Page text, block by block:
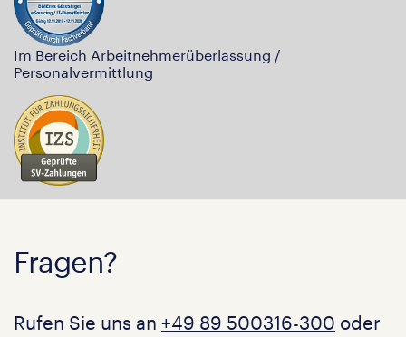
Im Bereich Arbeitnehmerüberlassung /
Personalvermittlung
Fragen?
Rufen Sie uns an +49 89 500316-300 oder